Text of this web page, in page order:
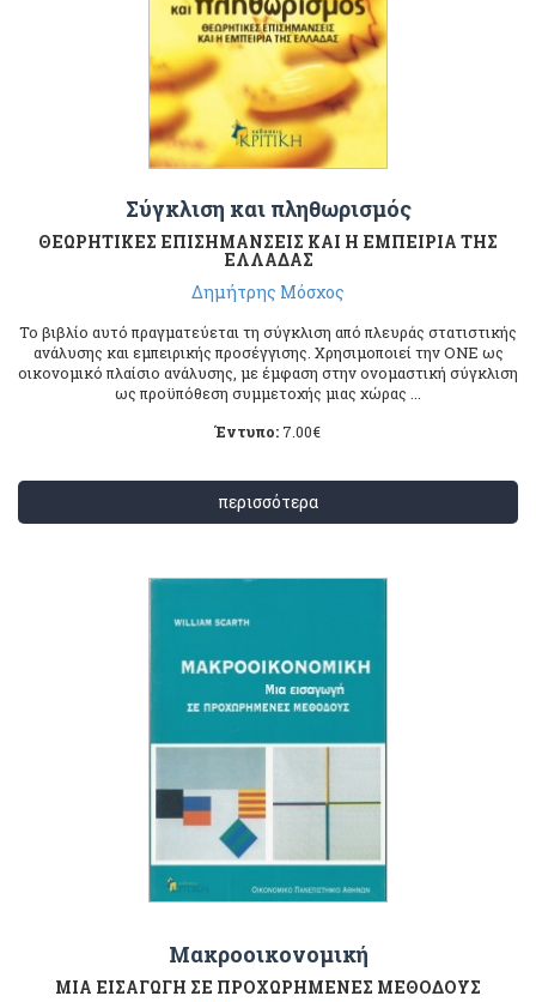
Σύγκλιση και πληθωρισμός
ΘΕΩΡΗΤΙΚΕΣ ΕΠΙΣΗΜΑΝΣΕΙΣ ΚΑΙ Η ΕΜΠΕΙΡΙΑ ΤΗΣ
ΕΛΛΑΔΑΣ
Δημήτρης Μόσχος
Το βιβλίο αυτό πραγματεύεται τη σύγκλιση από πλευράς στατιστικής
ανάλυσης και εμπειρικής προσέγγισης. Χρησιμοποιεί την ΟΝΕ ως
οικονομικό πλαίσιο ανάλυσης, με έμφαση στην ονομαστική σύγκλιση
ως προϋπόθεση συμμετοχής μιας χώρας ...
Έντυπο: 7.00€
περισσότερα
Μακροοικονομική
ΜΙΑ ΕΙΣΑΓΩΓΗ ΣΕ ΠΡΟΧΩΡΗΜΕΝΕΣ ΜΕΘΟΔΟΥΣ